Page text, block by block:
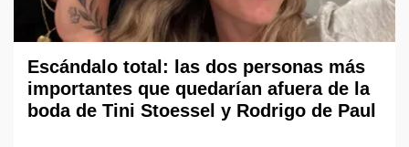
Escándalo total: las dos personas más
importantes que quedarían afuera de la
boda de Tini Stoessel y Rodrigo de Paul